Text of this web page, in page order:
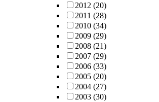
2012 (20)
2011 (28)
2010 (34)
2009 (29)
2008 (21)
2007 (29)
2006 (33)
2005 (20)
2004 (27)
2003 (30)